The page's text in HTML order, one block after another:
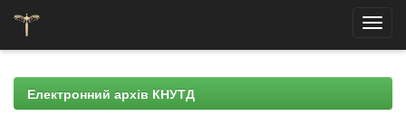
navigationЕлектронний архів КНУТД